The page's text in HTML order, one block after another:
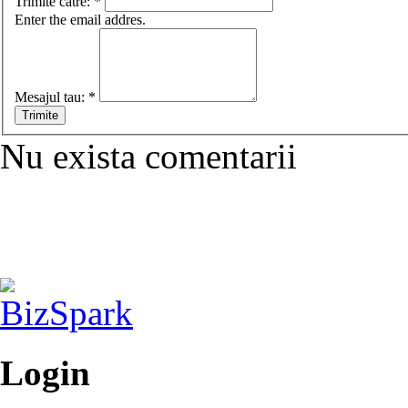
Enter the email addres.
Mesajul tau: *
Nu exista comentarii
Login